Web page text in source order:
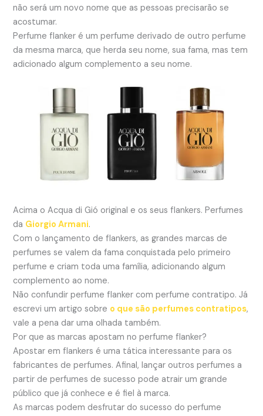
não será um novo nome que as pessoas precisarão se
acostumar.
Perfume flanker é um perfume derivado de outro perfume
da mesma marca, que herda seu nome, sua fama, mas tem
adicionado algum complemento a seu nome.
Acima o Acqua di Gió original e os seus flankers. Perfumes
da Giorgio Armani.
Com o lançamento de flankers, as grandes marcas de
perfumes se valem da fama conquistada pelo primeiro
perfume e criam toda uma família, adicionando algum
complemento ao nome.
Não confundir perfume flanker com perfume contratipo. Já
escrevi um artigo sobre o que são perfumes contratipos,
vale a pena dar uma olhada também.
Por que as marcas apostam no perfume flanker?
Apostar em flankers é uma tática interessante para os
fabricantes de perfumes. Afinal, lançar outros perfumes a
partir de perfumes de sucesso pode atrair um grande
público que já conhece e é fiel à marca.
As marcas podem desfrutar do sucesso do perfume